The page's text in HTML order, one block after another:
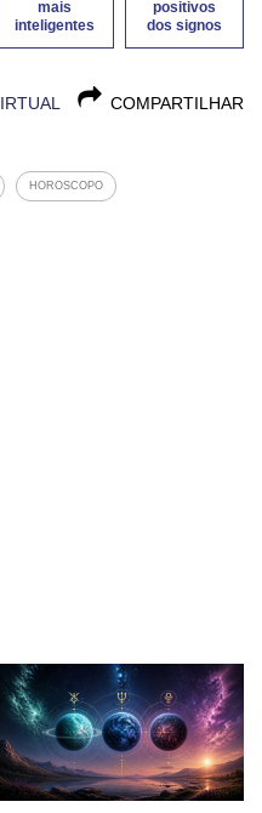
mais
inteligentes
positivos
dos signos
COMPARTILHAR
HOROSCOPO